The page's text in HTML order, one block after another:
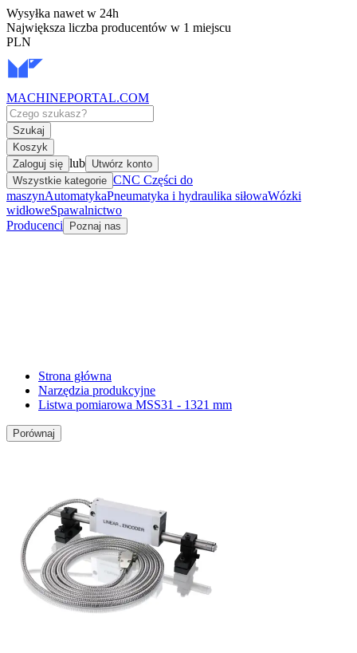
Wysyłka nawet w 24h
Największa liczba producentów w 1 miejscu
PLN
MACHINEPORTAL.COM
Szukaj
Koszyk
Zaloguj się lub Utwórz konto
Wszystkie kategorie CNC Części do
maszynAutomatykaPneumatyka i hydraulika siłowaWózki
widłoweSpawalnictwo
Producenci
Poznaj nas
Strona główna
Narzędzia produkcyjne
Listwa pomiarowa MSS31 - 1321 mm
Porównaj